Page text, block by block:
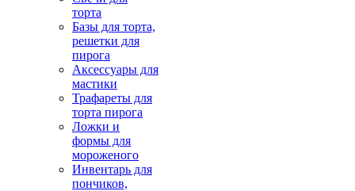
торта
Базы для торта,
решетки для
пирога
Аксессуары для
мастики
Трафареты для
торта пирога
Ложки и
формы для
мороженого
Инвентарь для
пончиков,